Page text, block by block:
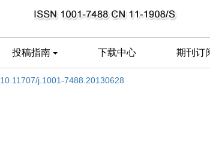
投稿指南 下载中心 期刊订
10.11707/j.1001-7488.20130628